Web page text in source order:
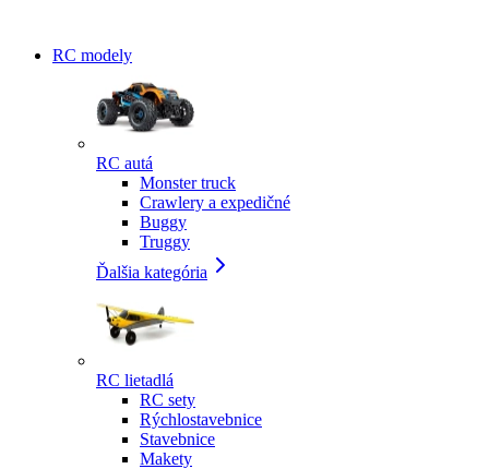
RC modely
RC autá
Monster truck
Crawlery a expedičné
Buggy
Truggy
Ďalšia kategória
RC lietadlá
RC sety
Rýchlostavebnice
Stavebnice
Makety